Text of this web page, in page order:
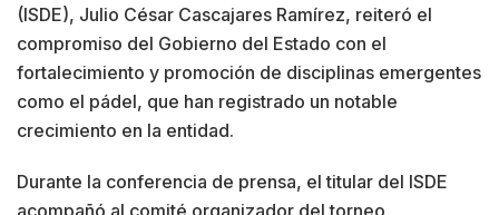
(ISDE), Julio César Cascajares Ramírez, reiteró el
compromiso del Gobierno del Estado con el
fortalecimiento y promoción de disciplinas emergentes
como el pádel, que han registrado un notable
crecimiento en la entidad.
Durante la conferencia de prensa, el titular del ISDE
acompañó al comité organizador del torneo,